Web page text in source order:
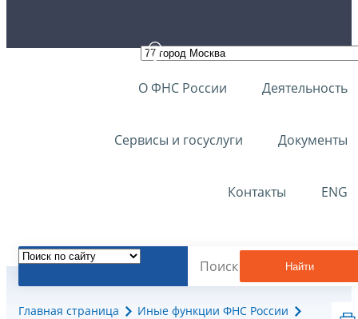
О ФНС России Деятельность
Сервисы и госуслуги Документы
Контакты ENG
Найти
Главная страница
Иные функции ФНС России